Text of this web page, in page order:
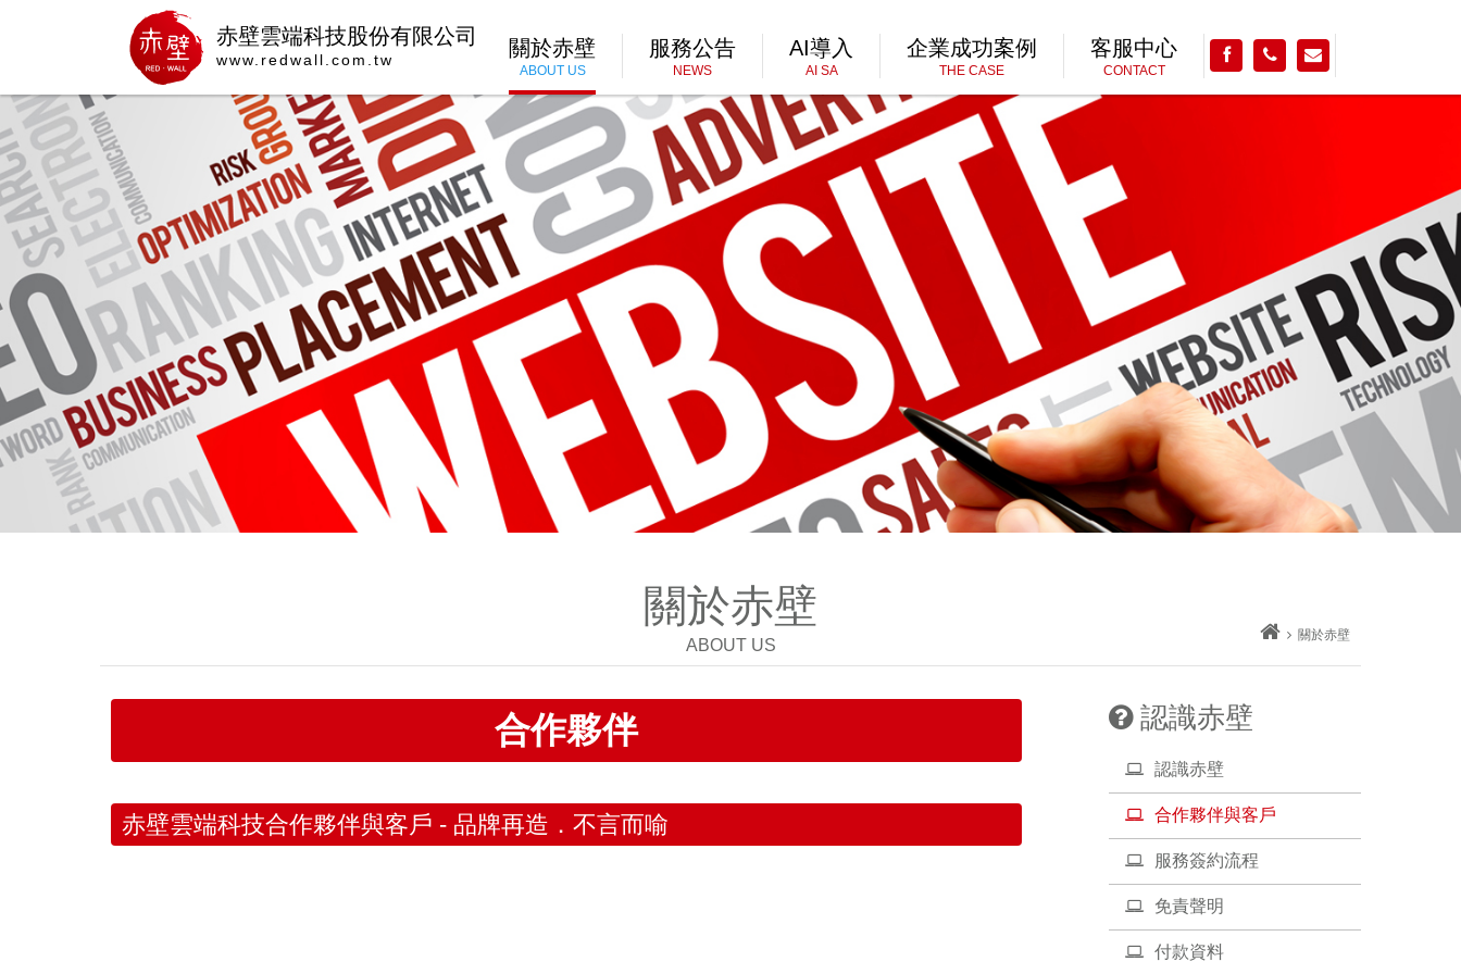
赤壁雲端科技股份有限公司
www.redwall.com.tw 關於赤壁
ABOUT US
服務公告
NEWS
AI導入
AI SA
企業成功案例
THE CASE
客服中心
CONTACT
關於赤壁
ABOUT US
關於赤壁
合作夥伴
赤壁雲端科技合作夥伴與客戶 - 品牌再造．不言而喻
認識赤壁
認識赤壁
合作夥伴與客戶
服務簽約流程
免責聲明
付款資料